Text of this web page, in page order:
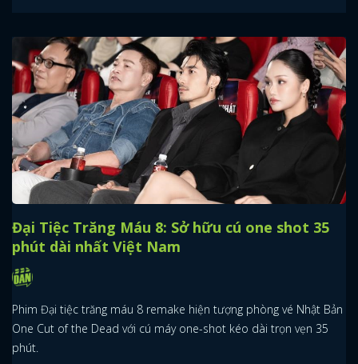
Đại Tiệc Trăng Máu 8: Sở hữu cú one shot 35
phút dài nhất Việt Nam
Phim Đại tiệc trăng máu 8 remake hiện tượng phòng vé Nhật Bản
One Cut of the Dead với cú máy one-shot kéo dài trọn vẹn 35
phút.